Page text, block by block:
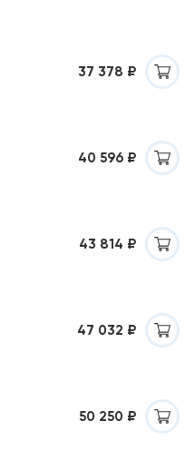
37 378 ₽
40 596 ₽
43 814 ₽
47 032 ₽
50 250 ₽